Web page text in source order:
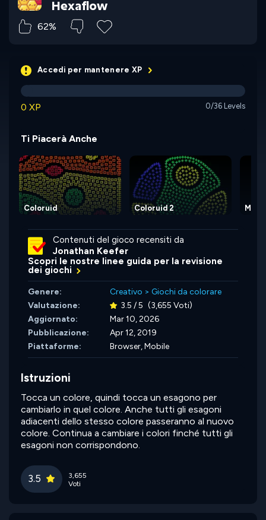
Hexaflow
62%
Accedi per mantenere XP
0 XP 0/36 Levels
Ti Piacerà Anche
Coloruid Coloruid 2
Contenuti del gioco recensiti da
Jonathan Keefer
Scopri le nostre linee guida per la revisione
dei giochi
Genere: Creativo > Giochi da colorare
Valutazione:
3.5 / 5 (3,655 Voti)
Aggiornato:
Mar 10, 2026
Pubblicazione:
Apr 12, 2019
Piattaforme:
Browser, Mobile
Istruzioni
Tocca un colore, quindi tocca un esagono per
cambiarlo in quel colore. Anche tutti gli esagoni
adiacenti dello stesso colore passeranno al nuovo
colore. Continua a cambiare i colori finché tutti gli
esagoni non corrispondono.
3.5
3,655
Voti